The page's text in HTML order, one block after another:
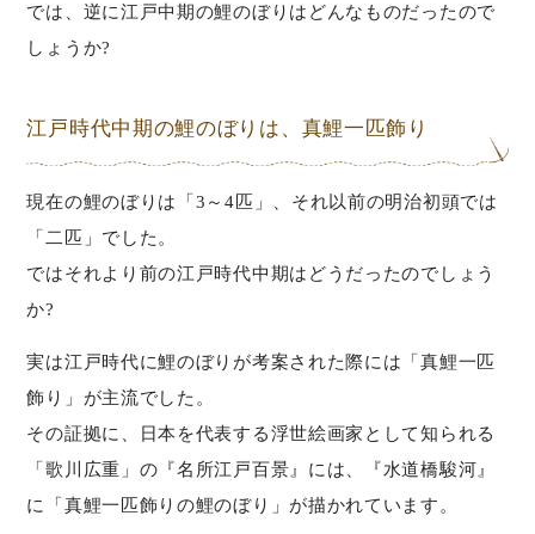
では、逆に江戸中期の鯉のぼりはどんなものだったので
しょうか?
江戸時代中期の鯉のぼりは、真鯉一匹飾り
現在の鯉のぼりは「3～4匹」、それ以前の明治初頭では
「二匹」でした。
ではそれより前の江戸時代中期はどうだったのでしょう
か?
実は江戸時代に鯉のぼりが考案された際には「真鯉一匹
飾り」が主流でした。
その証拠に、日本を代表する浮世絵画家として知られる
「歌川広重」の『名所江戸百景』には、『水道橋駿河』
に「真鯉一匹飾りの鯉のぼり」が描かれています。